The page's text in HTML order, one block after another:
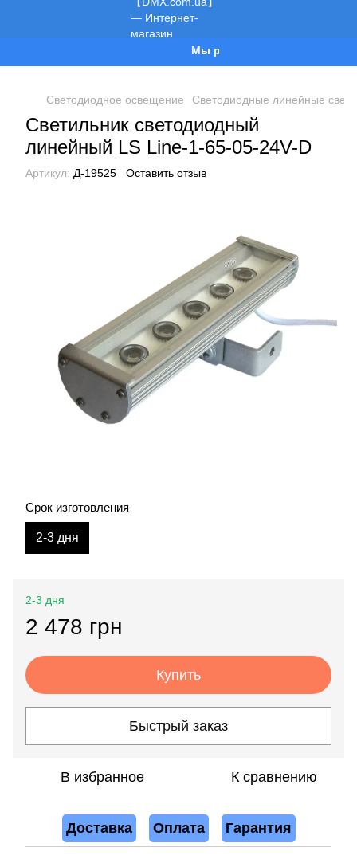
Мы работаем!
Светодиодное освещение Светодиодные линейные
Светильник светодиодный
линейный LS Line-1-65-05-24V-D
Артикул: Д-19525 Оставить отзыв
Срок изготовления
2-3 дня
2-3 дня
2 478 грн
Купить
Быстрый заказ
В избранное К сравнению
Доставка Оплата Гарантия